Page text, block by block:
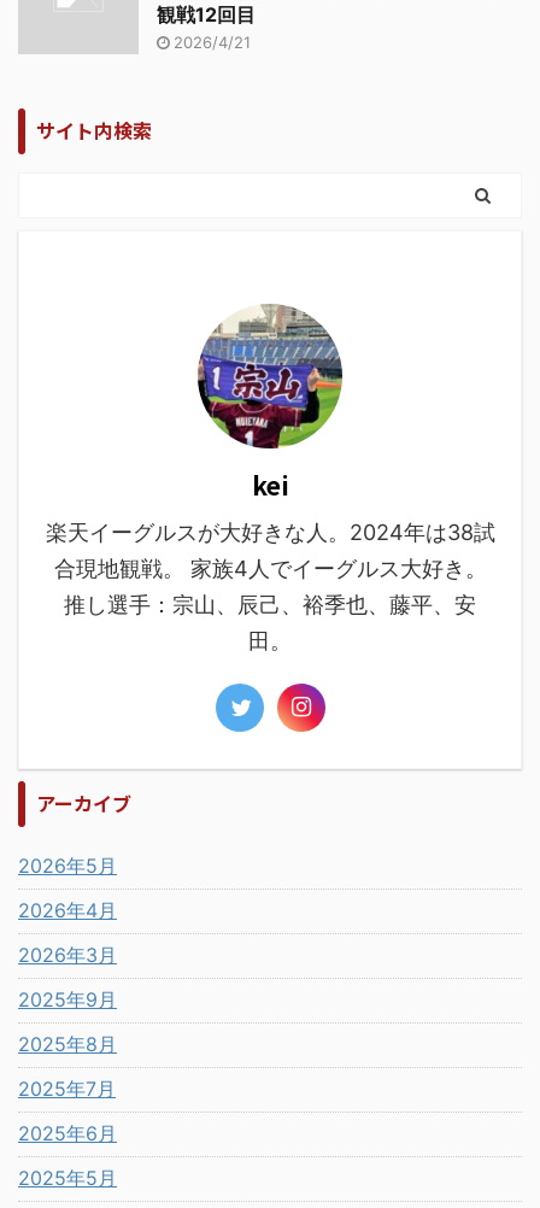
観戦12回目
2026/4/21
サイト内検索
kei
楽天イーグルスが大好きな人。2024年は38試
合現地観戦。 家族4人でイーグルス大好き。
推し選手：宗山、辰己、裕季也、藤平、安
田。
アーカイブ
2026年5月
2026年4月
2026年3月
2025年9月
2025年8月
2025年7月
2025年6月
2025年5月